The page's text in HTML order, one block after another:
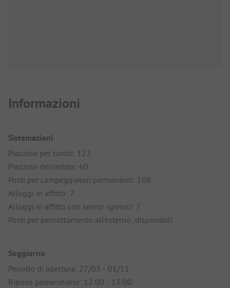
Informazioni
Sistemazioni
Piazzole per turisti: 122
Piazzole delimitate: 60
Posti per campeggiatori permanenti: 108
Alloggi in affitto: 7
Alloggi in affitto con servizi igienici: 7
Posti per pernottamento all'esterno: disponibili
Soggiorno
Periodo di apertura: 27/03 - 01/11
Riposo pomeridiano: 12:00 - 13:00